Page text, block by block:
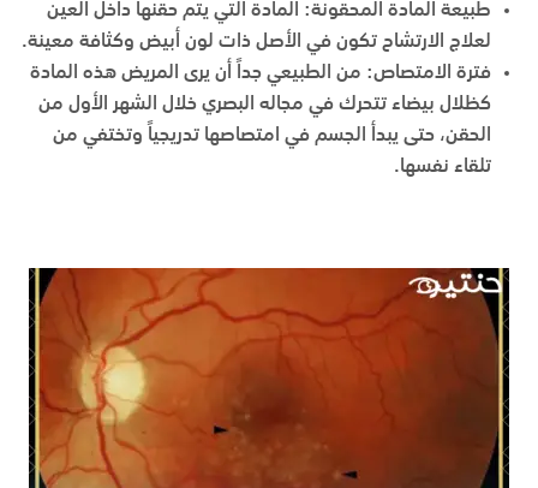
طبيعة المادة المحقونة: المادة التي يتم حقنها داخل العين
لعلاج الارتشاح تكون في الأصل ذات لون أبيض وكثافة معينة.
فترة الامتصاص: من الطبيعي جداً أن يرى المريض هذه المادة
كظلال بيضاء تتحرك في مجاله البصري خلال الشهر الأول من
الحقن، حتى يبدأ الجسم في امتصاصها تدريجياً وتختفي من
تلقاء نفسها.